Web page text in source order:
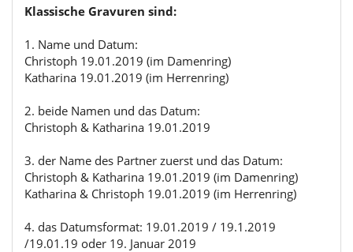
Klassische Gravuren sind:
1. Name und Datum:
Christoph 19.01.2019 (im Damenring)
Katharina 19.01.2019 (im Herrenring)
2. beide Namen und das Datum:
Christoph & Katharina 19.01.2019
3. der Name des Partner zuerst und das Datum:
Christoph & Katharina 19.01.2019 (im Damenring)
Katharina & Christoph 19.01.2019 (im Herrenring)
4. das Datumsformat: 19.01.2019 / 19.1.2019
/19.01.19 oder 19. Januar 2019